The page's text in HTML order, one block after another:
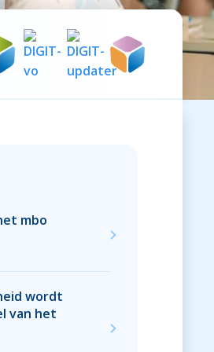
mbo
wordt
van het